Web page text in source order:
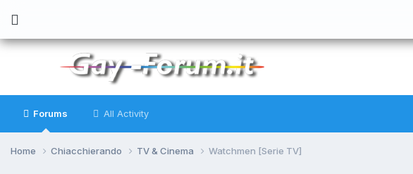
Forums All Activity
Home Chiacchierando TV & Cinema Watchmen [Serie TV]